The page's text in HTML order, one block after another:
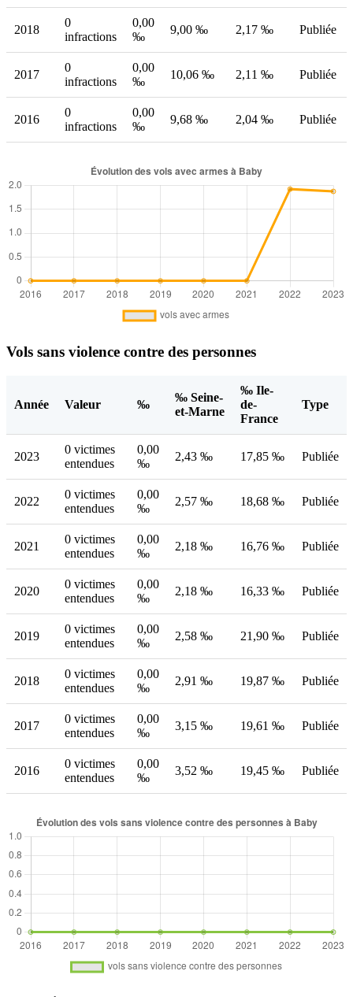
2018
0
infractions
0,00
‰
9,00 ‰ 2,17 ‰ Publiée
2017
0
infractions
0,00
‰
10,06 ‰ 2,11 ‰ Publiée
2016
0
infractions
0,00
‰
9,68 ‰ 2,04 ‰ Publiée
Vols sans violence contre des personnes
Année Valeur ‰
‰ Seine-
et-Marne
‰ Ile-
de-
France
Type
2023
0 victimes
entendues
0,00
‰
2,43 ‰ 17,85 ‰ Publiée
2022
0 victimes
entendues
0,00
‰
2,57 ‰ 18,68 ‰ Publiée
2021
0 victimes
entendues
0,00
‰
2,18 ‰ 16,76 ‰ Publiée
2020
0 victimes
entendues
0,00
‰
2,18 ‰ 16,33 ‰ Publiée
2019
0 victimes
entendues
0,00
‰
2,58 ‰ 21,90 ‰ Publiée
2018
0 victimes
entendues
0,00
‰
2,91 ‰ 19,87 ‰ Publiée
2017
0 victimes
entendues
0,00
‰
3,15 ‰ 19,61 ‰ Publiée
2016
0 victimes
entendues
0,00
‰
3,52 ‰ 19,45 ‰ Publiée